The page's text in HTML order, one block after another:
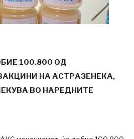
100.800 ОД
НА АСТРАЗЕНЕКА,
ВО НАРЕДНИТЕ